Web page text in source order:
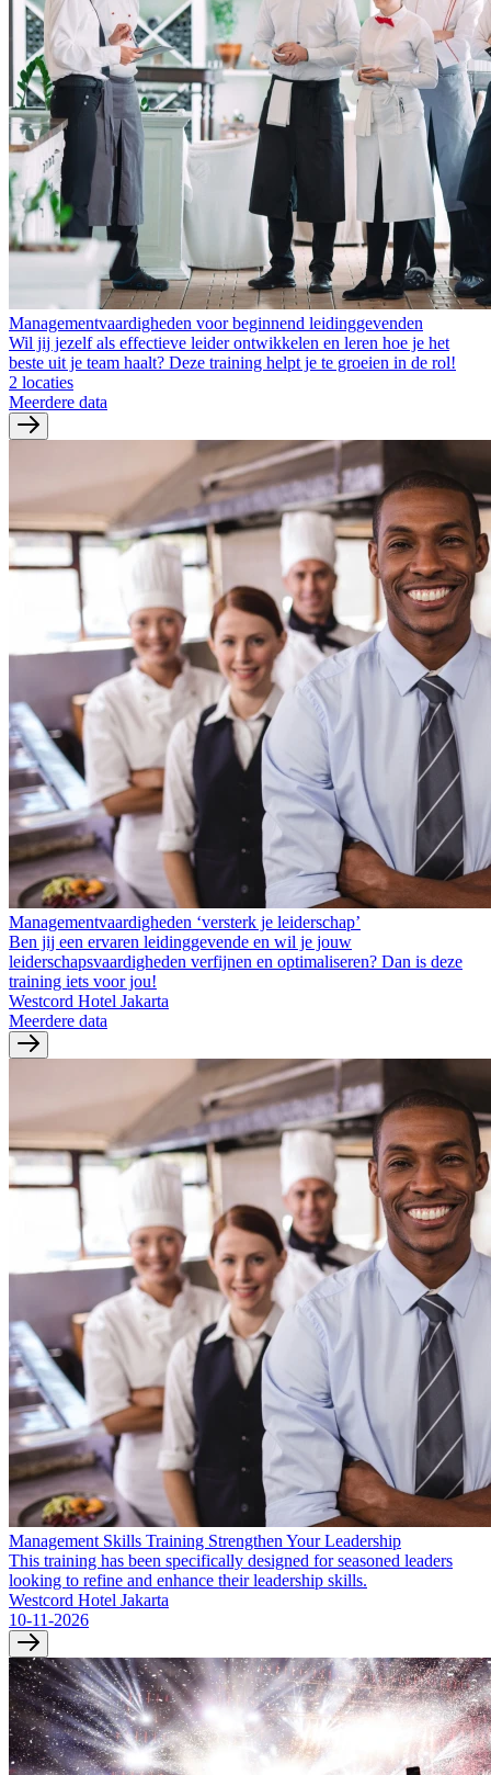
Managementvaardigheden voor beginnend leidinggevenden
Wil jij jezelf als effectieve leider ontwikkelen en leren hoe je het
beste uit je team haalt? Deze training helpt je te groeien in de rol!
2 locaties
Meerdere data
Managementvaardigheden ‘versterk je leiderschap’
Ben jij een ervaren leidinggevende en wil je jouw
leiderschapsvaardigheden verfijnen en optimaliseren? Dan is deze
training iets voor jou!
Westcord Hotel Jakarta
Meerdere data
Management Skills Training Strengthen Your Leadership
This training has been specifically designed for seasoned leaders
looking to refine and enhance their leadership skills.
Westcord Hotel Jakarta
10-11-2026